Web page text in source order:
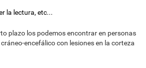
la lectura, etc...
plazo los podemos encontrar en personas
encefálico con lesiones en la corteza